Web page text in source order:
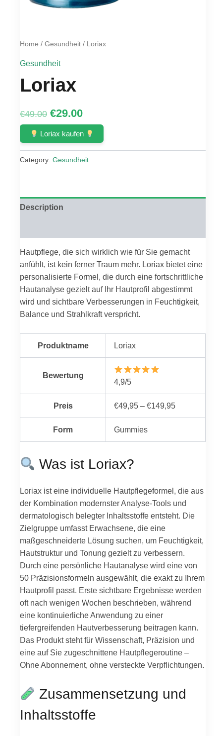
Home / Gesundheit / Loriax
Gesundheit
Loriax
€49.00 Original
price
was:
€49.00.
€29.00Current
price
is:
€29.00.
Loriax kaufen
Category: Gesundheit
Description
Hautpflege, die sich wirklich wie für Sie gemacht
anfühlt, ist kein ferner Traum mehr. Loriax bietet eine
personalisierte Formel, die durch eine fortschrittliche
Hautanalyse gezielt auf Ihr Hautprofil abgestimmt
wird und sichtbare Verbesserungen in Feuchtigkeit,
Balance und Strahlkraft verspricht.
Produktname Loriax
Bewertung
4,9/5
Preis €49,95 – €149,95
Form Gummies
Was ist Loriax?
Loriax ist eine individuelle Hautpflegeformel, die aus
der Kombination modernster Analyse-Tools und
dermatologisch belegter Inhaltsstoffe entsteht. Die
Zielgruppe umfasst Erwachsene, die eine
maßgeschneiderte Lösung suchen, um Feuchtigkeit,
Hautstruktur und Tonung gezielt zu verbessern.
Durch eine persönliche Hautanalyse wird eine von
50 Präzisionsformeln ausgewählt, die exakt zu Ihrem
Hautprofil passt. Erste sichtbare Ergebnisse werden
oft nach wenigen Wochen beschrieben, während
eine kontinuierliche Anwendung zu einer
tiefergreifenden Hautverbesserung beitragen kann.
Das Produkt steht für Wissenschaft, Präzision und
eine auf Sie zugeschnittene Hautpflegeroutine –
Ohne Abonnement, ohne versteckte Verpflichtungen.
Zusammensetzung und
Inhaltsstoffe